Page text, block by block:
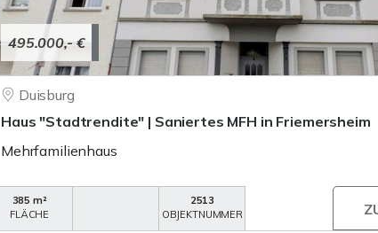
495.000,- €
Duisburg
Haus "Stadtrendite" | Saniertes MFH in Friemersheim
Mehrfamilienhaus
385 m²
FLÄCHE
2513
OBJEKTNUMMER